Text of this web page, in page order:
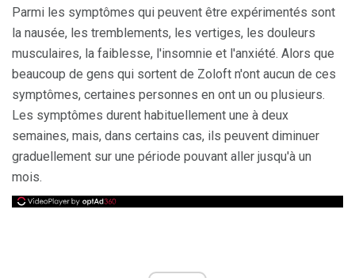
Parmi les symptômes qui peuvent être expérimentés sont
la nausée, les tremblements, les vertiges, les douleurs
musculaires, la faiblesse, l'insomnie et l'anxiété. Alors que
beaucoup de gens qui sortent de Zoloft n'ont aucun de ces
symptômes, certaines personnes en ont un ou plusieurs.
Les symptômes durent habituellement une à deux
semaines, mais, dans certains cas, ils peuvent diminuer
graduellement sur une période pouvant aller jusqu'à un
mois.